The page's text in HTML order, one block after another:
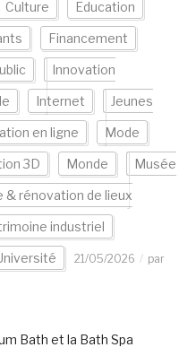
Culture Education
Financement
Innovation
Internet Jeunes
en ligne Mode
3D Monde Musée
& rénovation de lieux
industriel
21/05/2026
par
Bath et la Bath Spa